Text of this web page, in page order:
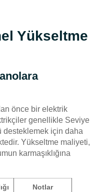
Yükseltme
önce bir elektrik
genellikle Seviye
desteklemek için daha
Yükseltme maliyeti,
karmaşıklığına
Notlar